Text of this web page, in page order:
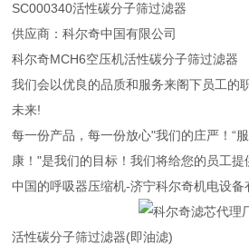
SC000340活性碳分子筛过滤器
供应商：科尔奇中国有限公司
科尔奇MCH6空压机活性碳分子筛过滤器
我们会以优良的品质和服务来阁下员工的
未来!
每一份产品，每一份放心"我们的庄严！“
康！"是我们的目标！我们将给您的员工提
中国的呼吸器压缩机-济宁科尔奇机电设备
活性碳分子筛过滤器(即油滤)